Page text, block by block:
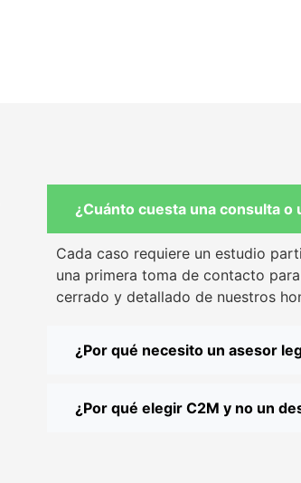
¿Cuánto cuesta una consulta
Cada caso requiere un estudio
una primera toma de contacto
cerrado y detallado de nuestros
¿Por qué necesito un asesor
¿Por qué elegir C2M y no un